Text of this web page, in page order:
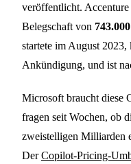
veröffentlicht. Accenture
Belegschaft von
startete im August
Ankündigung, und ist
Microsoft braucht diese
fragen seit Wochen, ob
zweistelligen Milliarden
DerCopilot-Pricing-